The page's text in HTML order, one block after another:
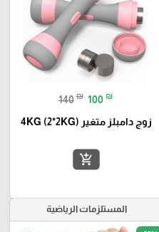
140 ₪ 100 ₪
زوج دامبلز متغير 4KG (2*2KG)
add_shopping_cart
المستلزمات الرياضية